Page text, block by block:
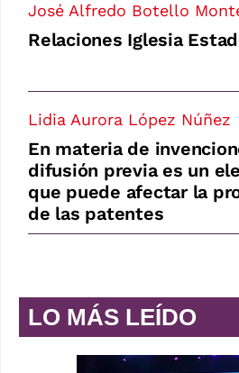
José Alfredo Botello
Relaciones Iglesia
Lidia Aurora López Núñez
En materia de
difusión previa es un
que puede afectar la
de las patentes
LO MÁS LEÍDO